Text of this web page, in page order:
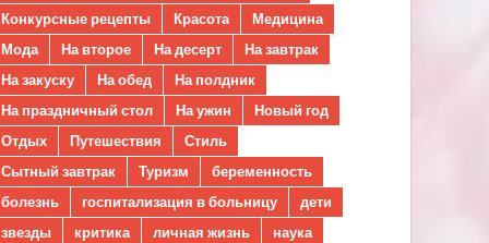
Конкурсные рецепты
Красота
Медицина
Мода
На второе На десерт
На завтрак
На закуску
На обед
На полдник
На праздничный стол
На ужин
Новый год
Отдых
Путешествия
Стиль
Сытный завтрак
Туризм
беременность
болезнь
госпитализация в больницу
дети
звезды
критика личная жизнь
наука